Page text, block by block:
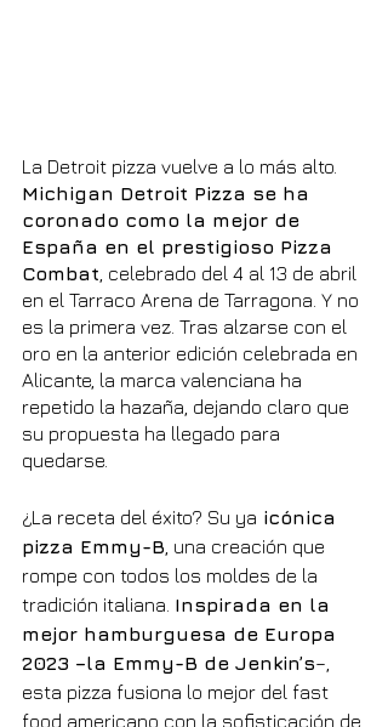
La Detroit pizza vuelve a lo más alto.
Michigan Detroit Pizza se ha
coronado como la mejor de
España en el prestigioso Pizza
Combat , celebrado del 4 al 13 de abril
en el Tarraco Arena de Tarragona. Y no
es la primera vez. Tras alzarse con el
oro en la anterior edición celebrada en
Alicante, la marca valenciana ha
repetido la hazaña, dejando claro que
su propuesta ha llegado para
quedarse.
¿La receta del éxito? Su ya icónica
pizza Emmy-B , una creación que
rompe con todos los moldes de la
tradición italiana. Inspirada en la
mejor hamburguesa de Europa
2023 –la Emmy-B de Jenkin’s–,
esta pizza fusiona lo mejor del fast
food americano con la sofisticación de